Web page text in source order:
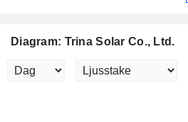
Diagram: Trina Solar Co., Ltd.